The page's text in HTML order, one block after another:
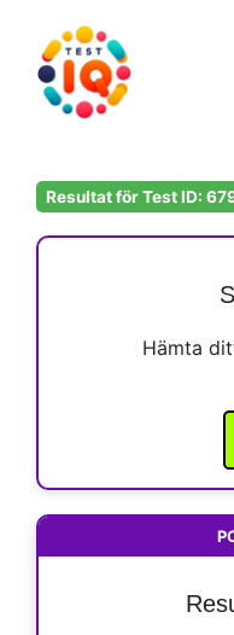
innehåll
Resultat för Test ID:
Hämta